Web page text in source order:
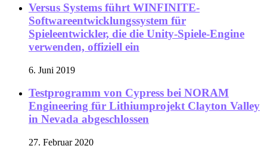
Versus Systems führt WINFINITE-
Softwareentwicklungssystem für
Spieleentwickler, die die Unity-Spiele-Engine
verwenden, offiziell ein
6. Juni 2019
Testprogramm von Cypress bei NORAM
Engineering für Lithiumprojekt Clayton Valley
in Nevada abgeschlossen
27. Februar 2020